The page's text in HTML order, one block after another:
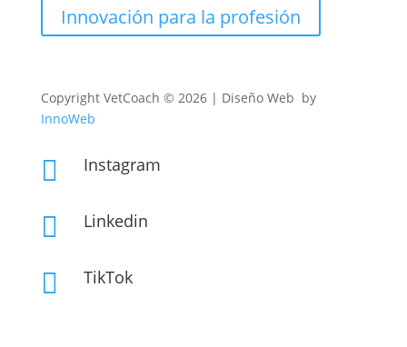
Innovación para la profesión
CopyrightVetCoach © 2026 | Diseño Web by
InnoWeb
 Instagram
 Linkedin
 TikTok